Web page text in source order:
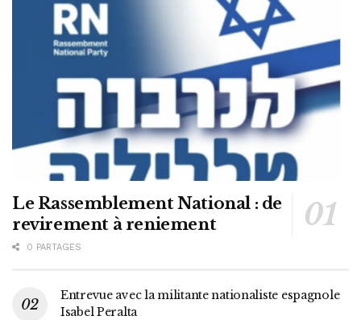
Le Rassemblement National : de
revirement à reniement
0 PARTAGES
Entrevue avec la militante nationaliste espagnole
Isabel Peralta